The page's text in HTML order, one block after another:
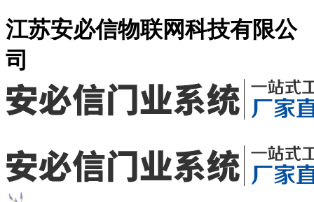
江苏安必信物联网科技有限公
司